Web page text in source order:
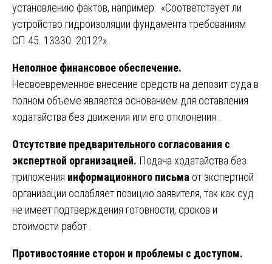
установлению фактов, например: «Соответствует ли
устройство гидроизоляции фундамента требованиям
СП 45. 13330. 2012?».
Неполное финансовое обеспечение.
Несвоевременное внесение средств на депозит суда в
полном объеме является основанием для оставления
ходатайства без движения или его отклонения .
Отсутствие предварительного согласования с
экспертной организацией. Подача ходатайства без
приложения информационного письма от экспертной
организации ослабляет позицию заявителя, так как суд
не имеет подтверждения готовности, сроков и
стоимости работ .
Противостояние сторон и проблемы с доступом.